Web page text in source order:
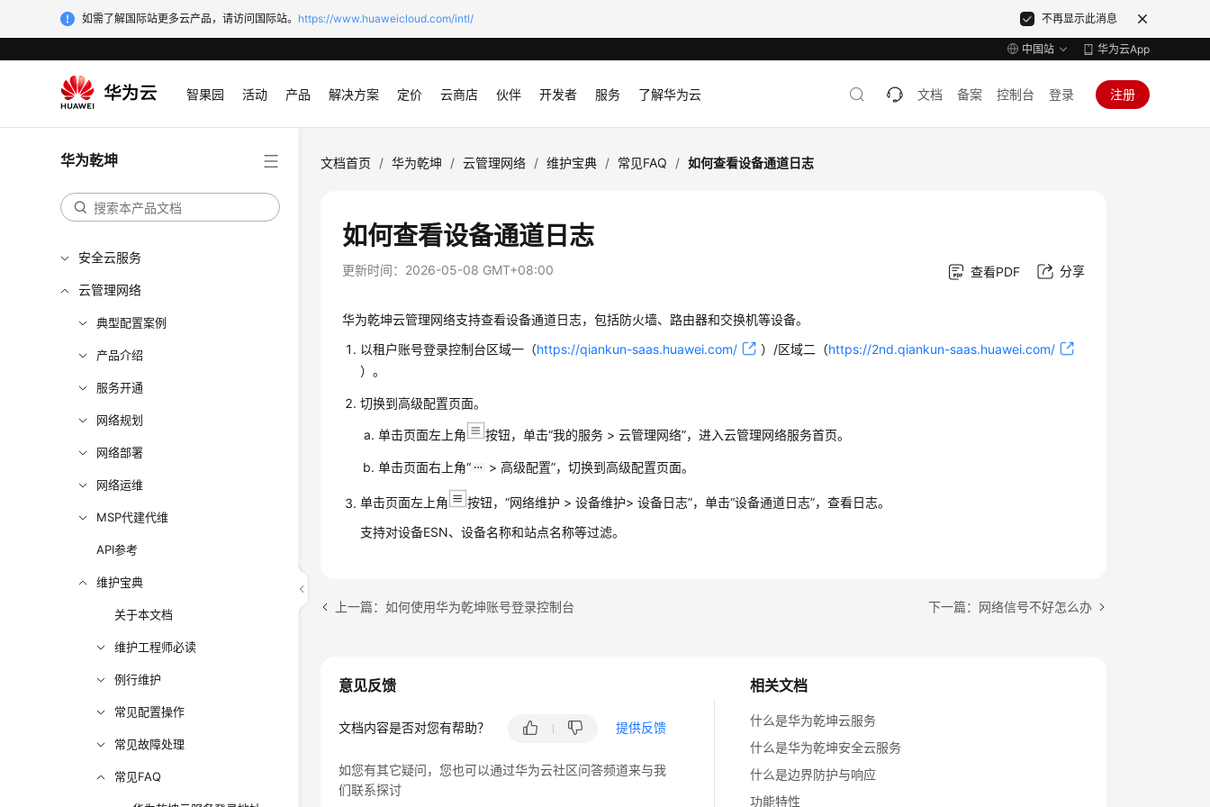
如需了解国际站更多云产品，请访问国际站。 https://www.huaweicloud.com/intl/ 不再显示此消息
中国站 华为云App
智果园 活动 产品 解决方案 定价 云商店 伙伴 开发者 服务 了解华为云 文档 备案 控制台 登录 注册
华为乾坤
安全云服务
云管理网络
典型配置案例
产品介绍
服务开通
网络规划
网络部署
网络运维
MSP代建代维
API参考
维护宝典
关于本文档
维护工程师必读
例行维护
常见配置操作
常见故障处理
常见FAQ
文档首页 / 华为乾坤 / 云管理网络 / 维护宝典 / 常见FAQ / 如何查看设备通道日志
如何查看设备通道日志
更新时间： 2026-05-08 GMT+08:00 查看PDF 分享
华为乾坤云管理网络支持查看设备通道日志，包括防火墙、路由器和交换机等设备。
以租户账号登录控制台区域一（https://qiankun-saas.huawei.com/ ）/区域二（https://2nd.qiankun-saas.huawei.com/
）。
切换到高级配置页面。
单击页面左上角 按钮，单击“我的服务 > 云管理网络”，进入云管理网络服务首页。
单击页面右上角“ > 高级配置”，切换到高级配置页面。
单击页面左上角 按钮，“网络维护 > 设备维护> 设备日志”，单击“设备通道日志”，查看日志。
支持对设备ESN、设备名称和站点名称等过滤。
上一篇：如何使用华为乾坤账号登录控制台 下一篇：网络信号不好怎么办
相关文档
什么是华为乾坤云服务
什么是华为乾坤安全云服务
什么是边界防护与响应
功能特性
意见反馈
文档内容是否对您有帮助？ 提供反馈
如您有其它疑问，您也可以通过华为云社区问答频道来与我
们联系探讨